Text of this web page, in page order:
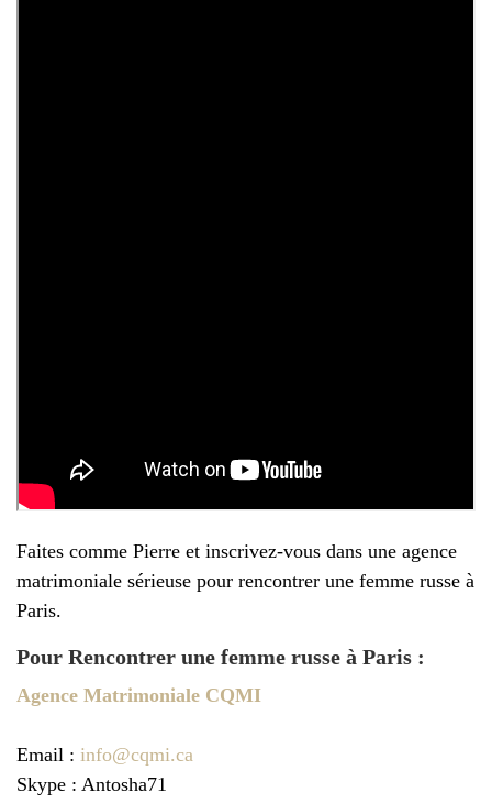
Faites comme Pierre et inscrivez-vous dans une agence
matrimoniale sérieuse pour rencontrer une femme russe à
Paris.
Pour Rencontrer une femme russe à Paris :
Agence Matrimoniale CQMI
Email : info@cqmi.ca
Skype : Antosha71